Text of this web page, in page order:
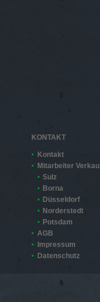
KONTAKT
Kontakt
Mitarbeiter
Sulz
Borna
Düsseldorf
Norderstedt
Potsdam
AGB
Impressum
Datenschutz